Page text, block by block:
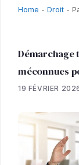
Home - Droit -
Démarchage
méconnues
19 FÉVRIER